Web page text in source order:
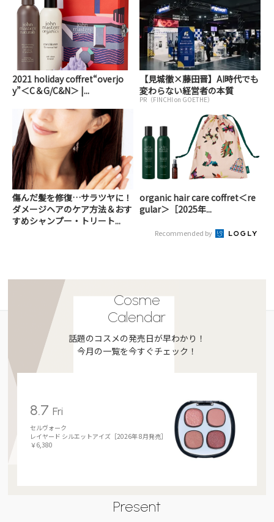
2021 holiday coffret“overjo
y”＜C＆G/C&N＞ |...
【見城徹×藤田晋】AI時代でも
変わらない経営者の本質
PR（FINCHI on GOETHE）
傷んだ髪を修復…サラツヤに！
ダメージヘアのケア方法＆おす
すめシャンプー・トリート...
organic hair care coffret＜re
gular＞［2025年...
Recommended by
Cosme
Calendar
話題のコスメの発売日が早わかり！
今月の一覧を今すぐチェック！
8.7Fri
セルヴォーク
レイヤード シルエットアイズ［2026年 8月発売］
￥6,380
Present